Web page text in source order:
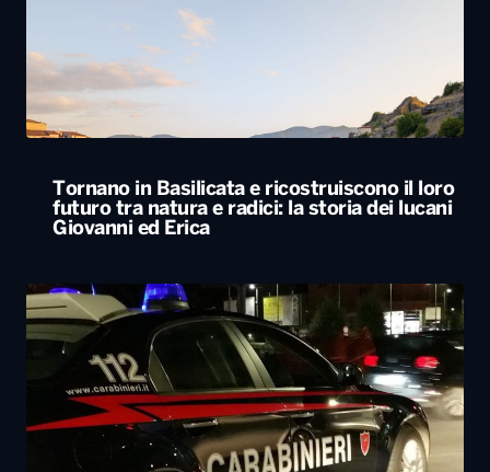
Tornano in Basilicata e ricostruiscono il loro
futuro tra natura e radici: la storia dei lucani
Giovanni ed Erica